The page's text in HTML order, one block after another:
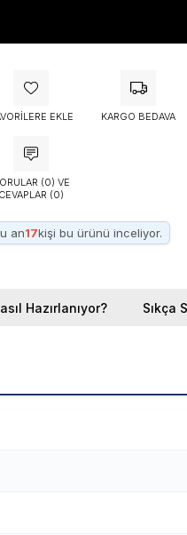
EKLE KARGO BEDAVA
(0) VE
CEVAPLAR (0)
an17kişi bu ürünü inceliyor.
Hazırlanıyor? Sıkça